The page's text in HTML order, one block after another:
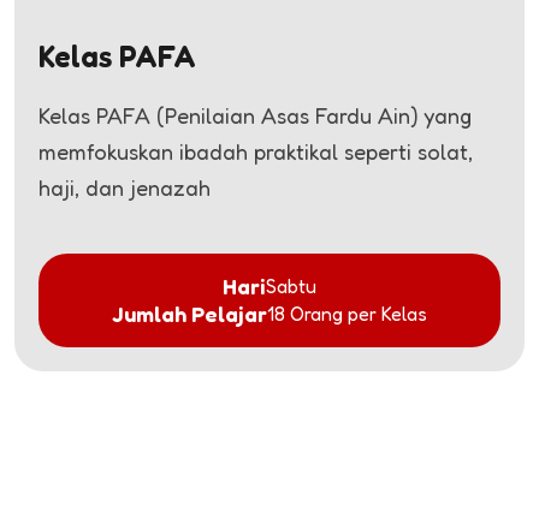
Kelas PAFA
Kelas PAFA (Penilaian Asas Fardu Ain) yang
memfokuskan ibadah praktikal seperti solat,
haji, dan jenazah
HariSabtu
Jumlah Pelajar18 Orang per Kelas